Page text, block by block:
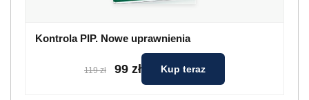
Kontrola PIP. Nowe uprawnienia
119 zł 99 zł Kup teraz